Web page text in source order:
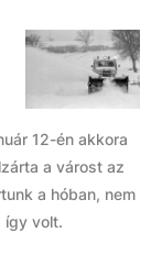
12-én akkora
a várost az
a hóban, nem
így volt.